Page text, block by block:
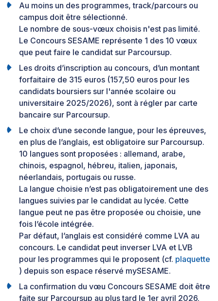
Au moins un des programmes, track/parcours ou
campus doit être sélectionné.
Le nombre de sous-vœux choisis n'est pas limité.
Le Concours SESAME représente 1 des 10 vœux
que peut faire le candidat sur Parcoursup.
Les droits d’inscription au concours, d’un montant
forfaitaire de 315 euros (157,50 euros pour les
candidats boursiers sur l'année scolaire ou
universitaire 2025/2026), sont à régler par carte
bancaire sur Parcoursup.
Le choix d’une seconde langue, pour les épreuves,
en plus de l’anglais, est obligatoire sur Parcoursup.
10 langues sont proposées : allemand, arabe,
chinois, espagnol, hébreu, italien, japonais,
néerlandais, portugais ou russe.
La langue choisie n’est pas obligatoirement une des
langues suivies par le candidat au lycée. Cette
langue peut ne pas être proposée ou choisie, une
fois l’école intégrée.
Par défaut, l’anglais est considéré comme LVA au
concours. Le candidat peut inverser LVA et LVB
pour les programmes qui le proposent (cf. plaquette
) depuis son espace réservé mySESAME.
La confirmation du vœu Concours SESAME doit être
faite sur Parcoursup au plus tard le 1er avril 2026.